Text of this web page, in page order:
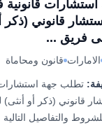
قانونية
قانوني (ذكر
فريق ...
الامارات قانون ومحاماة
تطلب جهة استشارات
قانوني (ذكر أو أنثى)
والتفاصيل التالية